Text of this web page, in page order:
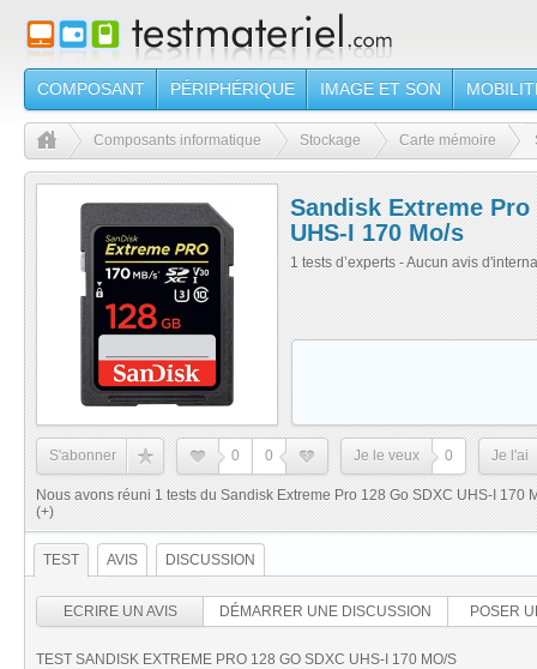
COMPOSANT PÉRIPHÉRIQUE IMAGE ET SON
Composants informatique Stockage Carte mémoire
Sandisk Extreme Pro
UHS-I 170 Mo/s
1 tests d’experts - Aucun avis
S'abonner 0 0 Je le veux 0 Je l'ai
Nous avons réuni 1 tests du Sandisk Extreme Pro 128 Go SDXC UHS-I 170
(+)
TEST AVIS DISCUSSION
ECRIRE UN AVIS DÉMARRER UNE DISCUSSION POSER
TEST SANDISK EXTREME PRO 128 GO SDXC UHS-I 170 MO/S